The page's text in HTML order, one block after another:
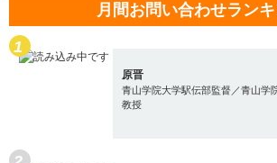
月間お問い合わせラン
原晋
青山学院大学駅伝部監督／青山学
教授